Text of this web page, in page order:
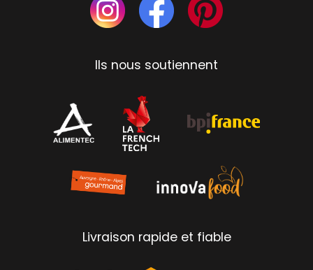
Ils nous soutiennent
Livraison rapide et fiable